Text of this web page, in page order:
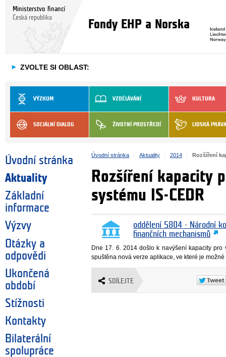
Ministerstvo financí
Česká republika
Fondy EHP a Norska
► ZVOLTE SI OBLAST:
VÝZKUM VZDĚLÁVÁNÍ KULTURA
SOCIÁLNÍ DIALOG ŽIVOTNÍ PROSTŘEDÍ LIDSKÁ PRÁVA
Úvodní stránka
Aktuality
Základní
informace
Výzvy
Otázky a
odpovědi
Ukončená
období
Stížnosti
Kontakty
Bilaterální
spolupráce
Úvodní stránka Aktuality 2014 Rozšíření
Rozšíření kapacity
systému IS-CEDR
oddělení 5804 - Národní
finančních mechanismů
Dne 17. 6. 2014 došlo k navýšení kapacity
spuštěna nová verze aplikace, ve které je
SDÍLEJTE